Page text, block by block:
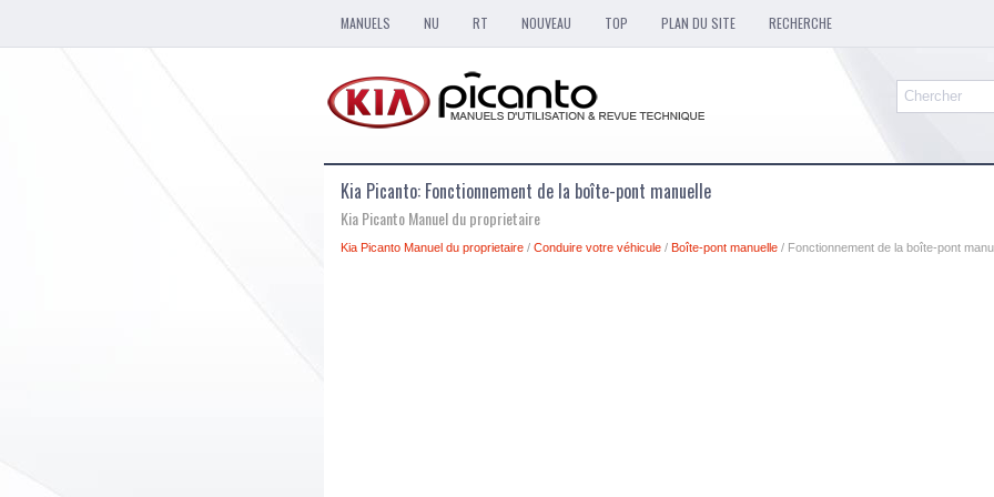
MANUELS NU RT NOUVEAU TOP PLAN DU SITE RECHERCHE
Kia Picanto: Fonctionnement de la boîte-pont manuelle
Kia Picanto Manuel du proprietaire
Kia Picanto Manuel du proprietaire / Conduire votre véhicule / Boîte-pont manuelle / Fonctionnement de la boîte-pont